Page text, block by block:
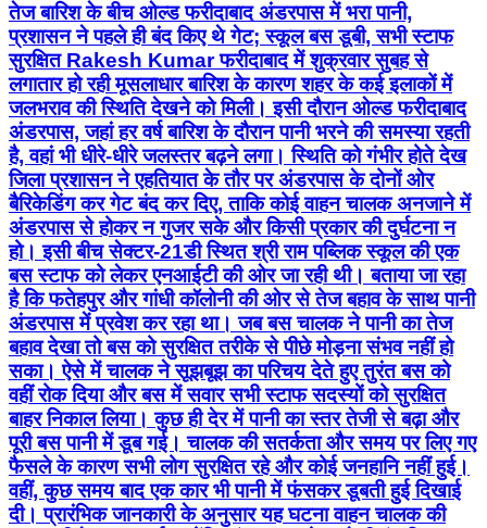
तेज बारिश के बीच ओल्ड फरीदाबाद अंडरपास में भरा पानी,
प्रशासन ने पहले ही बंद किए थे गेट; स्कूल बस डूबी, सभी स्टाफ
सुरक्षित Rakesh Kumar फरीदाबाद में शुक्रवार सुबह से
लगातार हो रही मूसलाधार बारिश के कारण शहर के कई इलाकों में
जलभराव की स्थिति देखने को मिली। इसी दौरान ओल्ड फरीदाबाद
अंडरपास, जहां हर वर्ष बारिश के दौरान पानी भरने की समस्या रहती
है, वहां भी धीरे-धीरे जलस्तर बढ़ने लगा। स्थिति को गंभीर होते देख
जिला प्रशासन ने एहतियात के तौर पर अंडरपास के दोनों ओर
बैरिकेडिंग कर गेट बंद कर दिए, ताकि कोई वाहन चालक अनजाने में
अंडरपास से होकर न गुजर सके और किसी प्रकार की दुर्घटना न
हो। इसी बीच सेक्टर-21डी स्थित श्री राम पब्लिक स्कूल की एक
बस स्टाफ को लेकर एनआईटी की ओर जा रही थी। बताया जा रहा
है कि फतेहपुर और गांधी कॉलोनी की ओर से तेज बहाव के साथ पानी
अंडरपास में प्रवेश कर रहा था। जब बस चालक ने पानी का तेज
बहाव देखा तो बस को सुरक्षित तरीके से पीछे मोड़ना संभव नहीं हो
सका। ऐसे में चालक ने सूझबूझ का परिचय देते हुए तुरंत बस को
वहीं रोक दिया और बस में सवार सभी स्टाफ सदस्यों को सुरक्षित
बाहर निकाल लिया। कुछ ही देर में पानी का स्तर तेजी से बढ़ा और
पूरी बस पानी में डूब गई। चालक की सतर्कता और समय पर लिए गए
फैसले के कारण सभी लोग सुरक्षित रहे और कोई जनहानि नहीं हुई।
वहीं, कुछ समय बाद एक कार भी पानी में फंसकर डूबती हुई दिखाई
दी। प्रारंभिक जानकारी के अनुसार यह घटना वाहन चालक की